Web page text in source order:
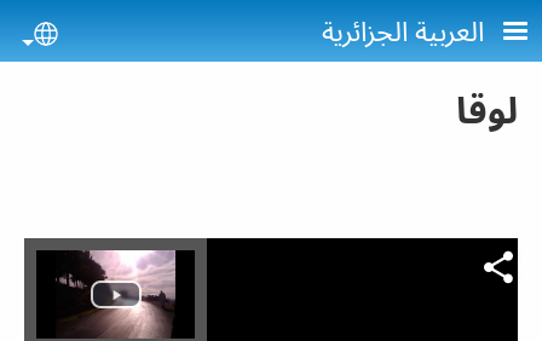
Skip to main content
العربية الجزائرية
لوقا